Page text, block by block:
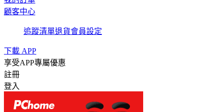
顧客中心
追蹤清單退貨會員設定
下載 APP
享受APP專屬優惠
註冊
登入